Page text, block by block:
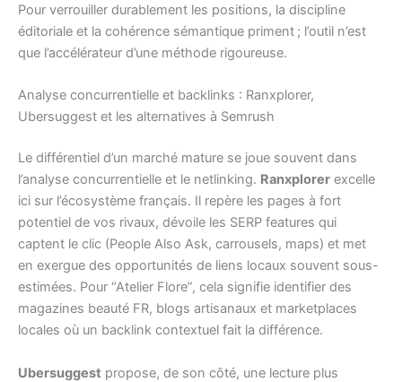
Pour verrouiller durablement les positions, la discipline
éditoriale et la cohérence sémantique priment ; l’outil n’est
que l’accélérateur d’une méthode rigoureuse.
Analyse concurrentielle et backlinks : Ranxplorer,
Ubersuggest et les alternatives à Semrush
Le différentiel d’un marché mature se joue souvent dans
l’analyse concurrentielle et le netlinking. Ranxplorer excelle
ici sur l’écosystème français. Il repère les pages à fort
potentiel de vos rivaux, dévoile les SERP features qui
captent le clic (People Also Ask, carrousels, maps) et met
en exergue des opportunités de liens locaux souvent sous-
estimées. Pour “Atelier Flore”, cela signifie identifier des
magazines beauté FR, blogs artisanaux et marketplaces
locales où un backlink contextuel fait la différence.
Ubersuggest propose, de son côté, une lecture plus